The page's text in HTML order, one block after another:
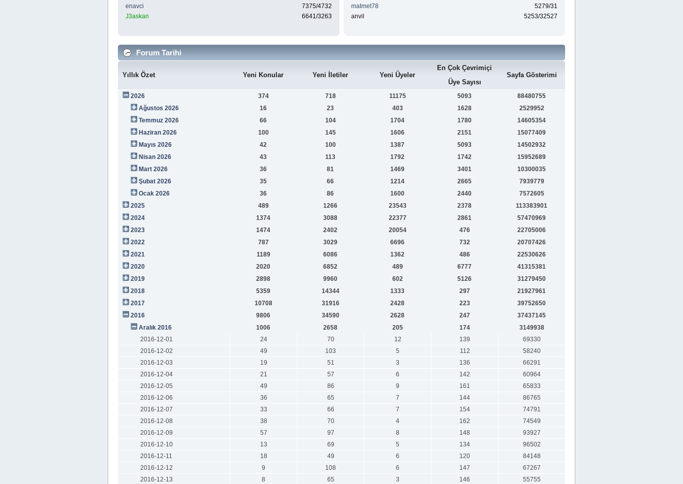
enavci
7375/4732
J3askan
6641/3263
matmet78
5279/31
anvil
5253/32527
Forum Tarihi
Yıllık Özet Yeni Konular Yeni İletiler Yeni Üyeler
En Çok Çevrimiçi
Üye Sayısı
Sayfa Gösterimi
2026 374 718 11175 5093
88480755
Ağustos 2026
16 23 403 1628
2529952
Temmuz 2026
66 104 1704 1780
14605354
Haziran 2026
100 145 1606 2151
15077409
Mayıs 2026
42 100 1387 5093
14502932
Nisan 2026
43 113 1792 1742
15952689
Mart 2026
36 81 1469 3401
10300035
Şubat 2026
35 66 1214 2665
7939779
Ocak 2026
36 86 1600 2440
7572605
2025
489 1266 23543 2378
113383901
2024
1374 3088 22377 2861
57470969
2023
1474 2402 20054 476
22705006
2022
787 3029 6696 732
20707426
2021
1189 6086 1362 486
22530626
2020
2020 6852 489 6777
41315381
2019
2898 9960 602 5126
31279450
2018
5359 14344 1333 297
21927961
2017
10708 31916 2428 223
39752650
2016
9806 34590 2628 247
37437145
Aralık 2016
1006 2658 205 174
3149938
2016-12-01
24 70 12 139
69330
2016-12-02
49 103 5 112
58240
2016-12-03
19 51 3 136
66291
2016-12-04
21 57 6 142
60964
2016-12-05
49 86 9 161
65833
2016-12-06
36 65 7 144
86765
2016-12-07
33 66 7 154
74791
2016-12-08
38 70 4 162
74549
2016-12-09
57 97 8 148
93927
2016-12-10
13 69 5 134
96502
2016-12-11
18 49 6 120
84148
2016-12-12
9 108 6 147
67267
2016-12-13
8 65 3 146
55755